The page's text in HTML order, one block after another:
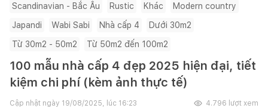
Scandinavian - Bắc Âu
Rustic Khác
Modern country
Japandi
Wabi Sabi Nhà cấp 4
Dưới 30m2
Từ 30m2 - 50m2
Từ 50m2 đến 100m2
100 mẫu nhà cấp 4 đẹp 2025 hiện đại, tiết
kiệm chi phí (kèm ảnh thực tế)
Cập nhật ngày 19/08/2025, lúc 16:23 4.796 lượt xem